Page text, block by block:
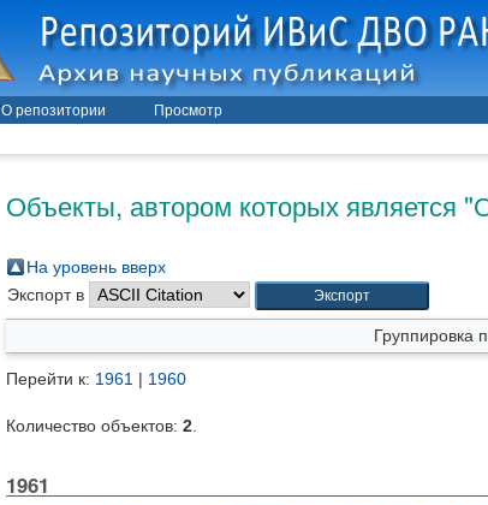
О репозитории Просмотр
Объекты, автором которых является "
На уровень вверх
Экспорт в
Группировка
Перейти к: 1961 | 1960
Количество объектов: 2
1961